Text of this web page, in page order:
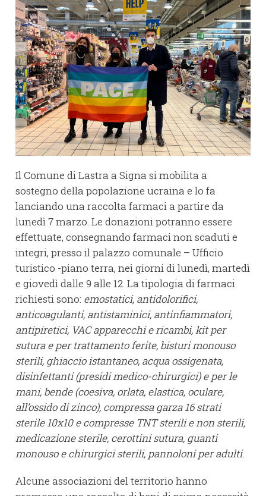
Il Comune di Lastra a Signa si mobilita a
sostegno della popolazione ucraina e lo fa
lanciando una raccolta farmaci a partire da
lunedì 7 marzo. Le donazioni potranno essere
effettuate, consegnando farmaci non scaduti e
integri, presso il palazzo comunale – Ufficio
turistico -piano terra, nei giorni di lunedì, martedì
e giovedì dalle 9 alle 12. La tipologia di farmaci
richiesti sono: emostatici, antidolorifici,
anticoagulanti, antistaminici, antinfiammatori,
antipiretici, VAC apparecchi e ricambi, kit per
sutura e per trattamento ferite, bisturi monouso
sterili, ghiaccio istantaneo, acqua ossigenata,
disinfettanti (presidi medico-chirurgici) e per le
mani, bende (coesiva, orlata, elastica, oculare,
all’ossido di zinco), compressa garza 16 strati
sterile 10x10 e compresse TNT sterili e non sterili,
medicazione sterile, cerottini sutura, guanti
monouso e chirurgici sterili, pannoloni per adulti.
Alcune associazioni del territorio hanno